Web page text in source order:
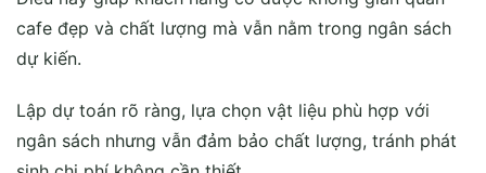
ngân sách nhưng vẫn đảm bảo chất lượng, tránh phát
sinh chi phí không cần thiết.
như diện tích, phong cách thiết kế, vật liệu sử dụng, hệ
thống kỹ thuật, nội thất… Dưới đây là một mức chi phí